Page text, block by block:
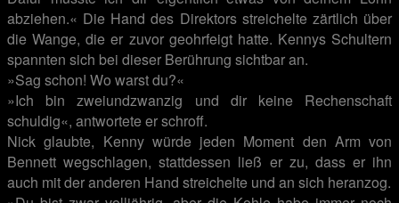
abziehen.« Die Hand des Direktors streichelte zärtlich über
die Wange, die er zuvor geohrfeigt hatte. Kennys Schultern
spannten sich bei dieser Berührung sichtbar an.
»Sag schon! Wo warst du?«
»Ich bin zweiundzwanzig und dir keine Rechenschaft
schuldig«, antwortete er schroff.
Nick glaubte, Kenny würde jeden Moment den Arm von
Bennett wegschlagen, stattdessen ließ er zu, dass er ihn
auch mit der anderen Hand streichelte und an sich heranzog.